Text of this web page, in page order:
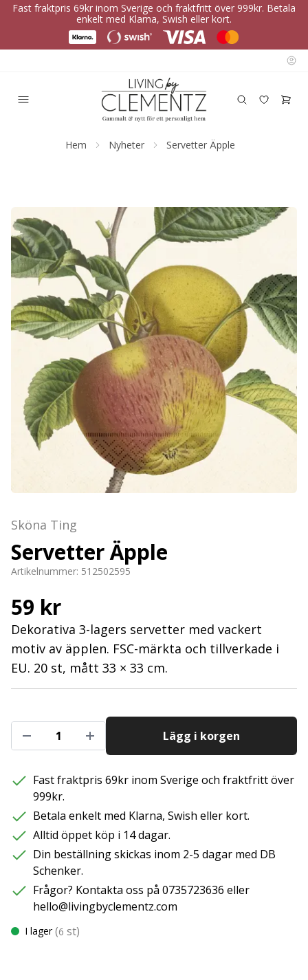
Fast fraktpris 69kr inom Sverige och fraktfritt över 999kr. Betala
enkelt med Klarna, Swish eller kort.
Hem Nyheter Servetter Äpple
Sköna Ting
Servetter Äpple
Artikelnummer: 512502595
59 kr
Dekorativa 3-lagers servetter med vackert
motiv av äpplen. FSC-märkta och tillverkade i
EU. 20 st, mått 33 × 33 cm.
Lägg i korgen
Fast fraktpris 69kr inom Sverige och fraktfritt över
999kr.
Betala enkelt med Klarna, Swish eller kort.
Alltid öppet köp i 14 dagar.
Din beställning skickas inom 2-5 dagar med DB
Schenker.
Frågor? Kontakta oss på 0735723636 eller
hello@livingbyclementz.com
I lager (6 st)